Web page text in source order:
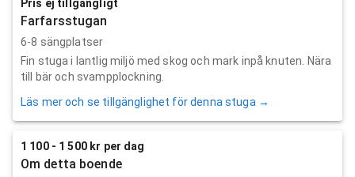
Pris ej tillgängligt
Farfarsstugan
6-8 sängplatser
Fin stuga i lantlig miljö med skog och mark inpå knuten. Nära
till bär och svampplockning.
Läs mer och se tillgänglighet för denna stuga →
1 100 - 1 500 kr per dag
Om detta boende